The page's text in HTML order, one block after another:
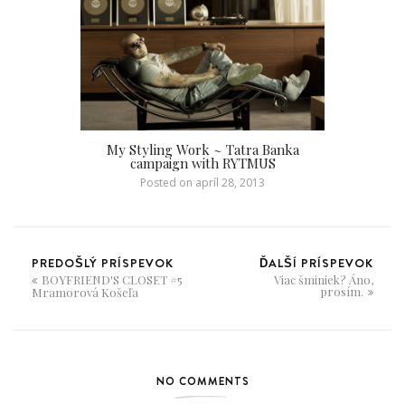
My Styling Work ~ Tatra Banka
campaign with RYTMUS
Posted on apríl 28, 2013
PREDOŠLÝ PRÍSPEVOK
BOYFRIEND'S CLOSET #5
Mramorová Košeľa
ĎALŠÍ PRÍSPEVOK
Viac šminiek? Áno,
prosím.
NO COMMENTS